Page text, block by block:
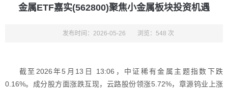
金属ETF嘉实(562800)聚焦小金属板块投资机遇
发布时间：2026-05-26 浏览：548 次
截至2026年5月13日 13:06，中证稀有金属主题指数下跌
0.16%。成分股方面涨跌互现，云路股份领涨5.72%，章源钨业上涨